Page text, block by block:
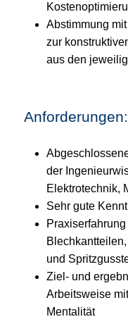
Abstimmung
zur
aus den
Anforderungen:
der
Elektrotechnik,
Sehr gute
und
Ziel- und
Arbeitsweise
Mentalität